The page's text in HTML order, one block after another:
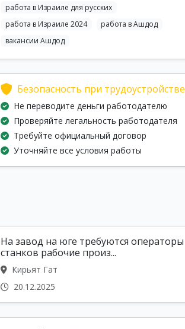
работа в Израиле для русских
работа в Израиле 2024
работа в Ашдод
вакансии Ашдод
Безопасность при трудоустройстве
Не переводите деньги работодателю
Проверяйте легальность работодателя
Требуйте официальный договор
Уточняйте все условия работы
На завод на юге требуются операторы
станков рабочие произ...
Кирьят Гат
20.12.2025